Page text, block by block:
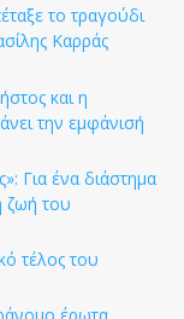
το τραγούδι
Καρράς
και η
την εμφάνισή
Για ένα διάστημα
ζωή του
τέλος του